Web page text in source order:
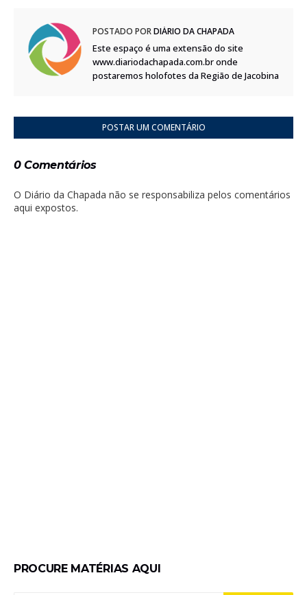
POSTADO PORDIÁRIO DA CHAPADA
Este espaço é uma extensão do site
www.diariodachapada.com.br onde
postaremos holofotes da Região de Jacobina
POSTAR UM COMENTÁRIO
0 Comentários
O Diário da Chapada não se responsabiliza pelos comentários
aqui expostos.
PROCURE MATÉRIAS AQUI